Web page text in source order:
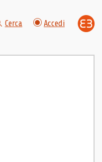
Cerca Accedi